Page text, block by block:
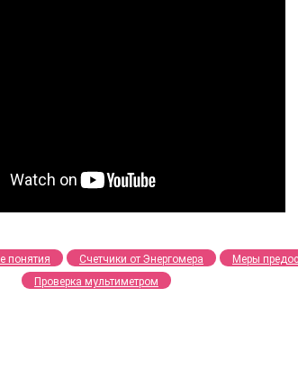
понятия Счетчики от Энергомера Меры
Проверка мультиметром